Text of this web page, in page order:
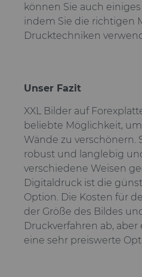
können Sie auch
indem Sie die richtigen
Drucktechniken
Unser Fazit
XXL Bilder auf
beliebte Möglichkeit,
Wände zu verschönern.
robust und langlebig
verschiedene Weisen
Digitaldruck ist die
Option. Die Kosten für
der Größe des Bildes
Druckverfahren ab,
eine sehr preiswerte